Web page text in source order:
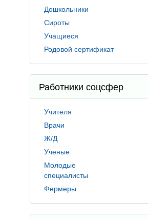
Дошкольники
Сироты
Учащиеся
Родовой сертификат
Работники соцсфер
Учителя
Врачи
Ж/Д
Ученые
Молодые
специалисты
Фермеры